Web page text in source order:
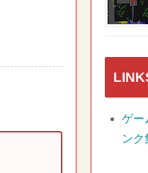
ゲー
ンク